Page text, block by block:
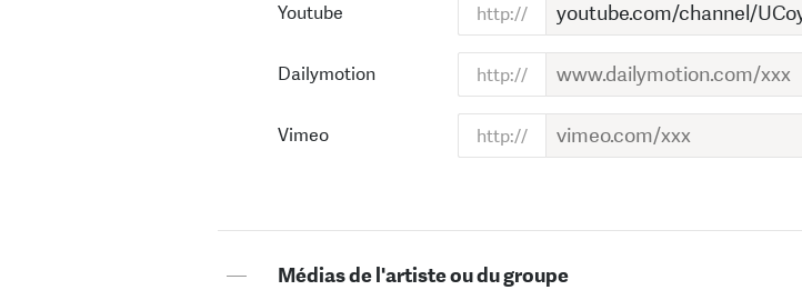
Youtube
Dailymotion
Vimeo
— Médias de l'artiste ou du groupe